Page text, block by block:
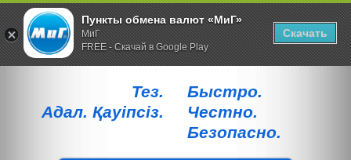
Тез.
Адал. Қауiпсiз.
Быстро.
Честно.
Безопасно.
Пункты обмена валют «МиГ»
МиГ
FREE - Скачай в Google Play
Скачать